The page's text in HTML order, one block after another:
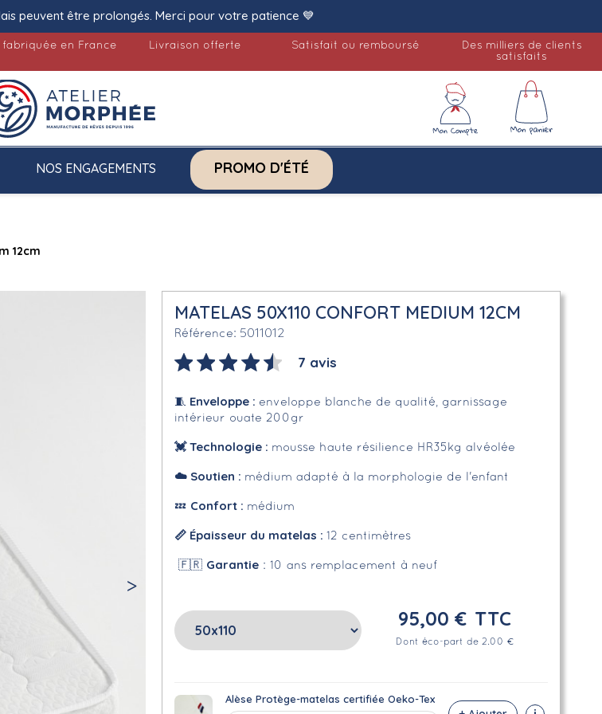
peuvent être prolongés. Merci pour votre patience 💙
fabriquée en France Livraison offerte Satisfait ou remboursé
Des milliers de clients
satisfaits
NOS ENGAGEMENTS PROMO D'ÉTÉ
12cm
MATELAS 50X110 CONFORT MEDIUM 12CM
Référence 5011012
7 avis
🧵 Enveloppe : enveloppe blanche de qualité, garnissage
intérieur ouate 200gr
💓 Technologie : mousse haute résilience HR35kg alvéolée
☁️ Soutien : médium adapté à la morphologie de l'enfant
💤 Confort : médium
📏 Épaisseur du matelas :12 centimètres
🇫🇷 Garantie : 10 ans remplacement à neuf
95,00 € TTC
Dont éco-part de 2.00 €
Alèse Protège-matelas certifiée Oeko-Tex